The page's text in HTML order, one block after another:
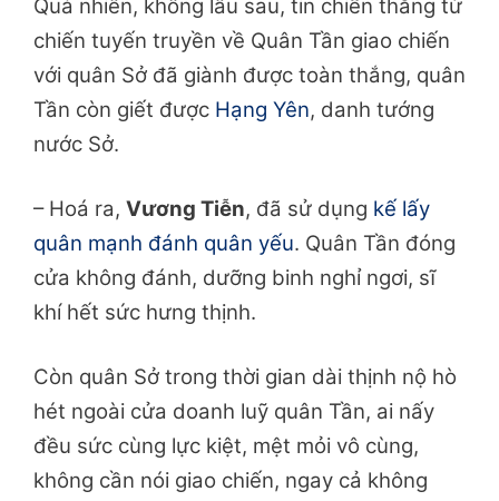
Quả nhiên, không lâu sau, tin chiến thắng từ
chiến tuyến truyền về Quân Tần giao chiến
với quân Sở đã giành được toàn thắng, quân
Tần còn giết được Hạng Yên, danh tướng
nước Sở.
– Hoá ra, Vương Tiễn, đã sử dụng kế lấy
quân mạnh đánh quân yếu. Quân Tần đóng
cửa không đánh, dưỡng binh nghỉ ngơi, sĩ
khí hết sức hưng thịnh.
Còn quân Sở trong thời gian dài thịnh nộ hò
hét ngoài cửa doanh luỹ quân Tần, ai nấy
đều sức cùng lực kiệt, mệt mỏi vô cùng,
không cần nói giao chiến, ngay cả không